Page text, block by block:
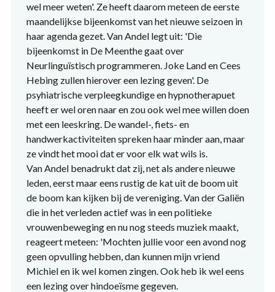
wel meer weten'. Ze heeft daarom meteen de eerste
maandelijkse bijeenkomst van het nieuwe seizoen in
haar agenda gezet. Van Andel legt uit: 'Die
bijeenkomst in De Meenthe gaat over
Neurlinguïstisch programmeren. Joke Land en Cees
Hebing zullen hierover een lezing geven'. De
psyhiatrische verpleegkundige en hypnotherapuet
heeft er wel oren naar en zou ook wel mee willen doen
met een leeskring. De wandel-, fiets- en
handwerkactiviteiten spreken haar minder aan, maar
ze vindt het mooi dat er voor elk wat wils is.
Van Andel benadrukt dat zij, net als andere nieuwe
leden, eerst maar eens rustig de kat uit de boom uit
de boom kan kijken bij de vereniging. Van der Galiën
die in het verleden actief was in een politieke
vrouwenbeweging en nu nog steeds muziek maakt,
reageert meteen: 'Mochten jullie voor een avond nog
geen opvulling hebben, dan kunnen mijn vriend
Michiel en ik wel komen zingen. Ook heb ik wel eens
een lezing over hindoeïsme gegeven.